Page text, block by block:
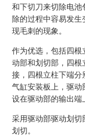
和下切刀来切除电池
除的过程中容易发生
现毛刺的现象。
作为优选，包括四根
动部和划切部，四根
接，四根立柱下端分
气缸安装板上，驱动
设在驱动部的输出端
采用驱动部驱动划切
划切。